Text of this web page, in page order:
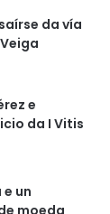
da vía
e
da I Vitis
un